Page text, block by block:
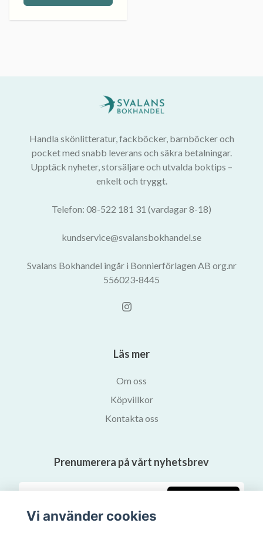
Handla skönlitteratur, fackböcker, barnböcker och
pocket med snabb leverans och säkra betalningar.
Upptäck nyheter, storsäljare och utvalda boktips –
enkelt och tryggt.
Telefon: 08-522 181 31 (vardagar 8-18)
kundservice@svalansbokhandel.se
Svalans Bokhandel ingår i Bonnierförlagen AB org.nr
556023-8445
Läs mer
Om oss
Köpvillkor
Kontakta oss
Prenumerera på vårt nyhetsbrev
Vi använder cookies